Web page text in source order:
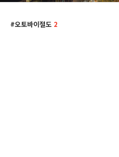
오토바이절도 2